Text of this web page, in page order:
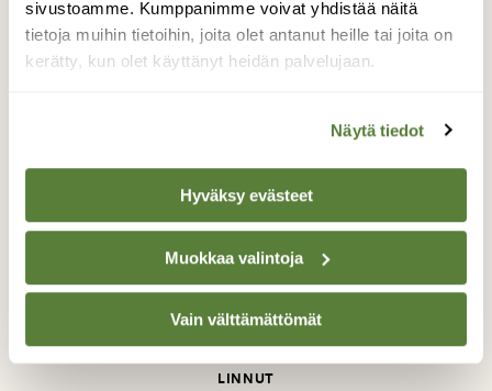
sivustoamme. Kumppanimme voivat yhdistää näitä
tietoja muihin tietoihin, joita olet antanut heille tai joita on
kerätty, kun olet käyttänyt heidän palvelujaan.
Näytä tiedot
Hyväksy evästeet
Muokkaa valintoja
Vain välttämättömät
LINNUT